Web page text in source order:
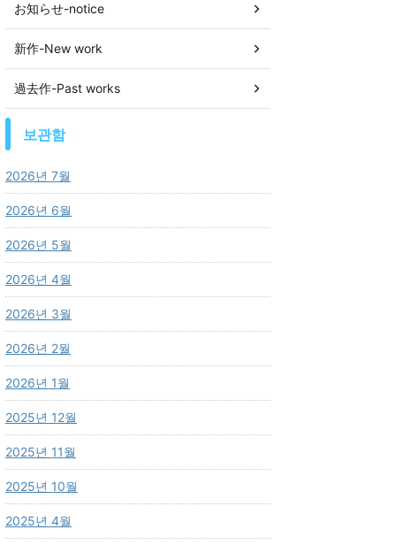
お知らせ-notice
新作-New work
過去作-Past works
보관함
2026년 7월
2026년 6월
2026년 5월
2026년 4월
2026년 3월
2026년 2월
2026년 1월
2025년 12월
2025년 11월
2025년 10월
2025년 4월